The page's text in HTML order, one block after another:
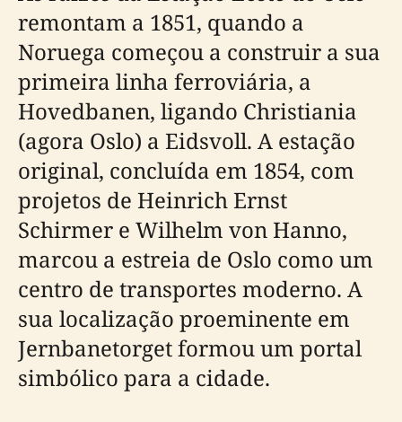
remontam a 1851, quando a
Noruega começou a construir a sua
primeira linha ferroviária, a
Hovedbanen, ligando Christiania
(agora Oslo) a Eidsvoll. A estação
original, concluída em 1854, com
projetos de Heinrich Ernst
Schirmer e Wilhelm von Hanno,
marcou a estreia de Oslo como um
centro de transportes moderno. A
sua localização proeminente em
Jernbanetorget formou um portal
simbólico para a cidade.